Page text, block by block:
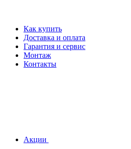
Как купить
Доставка и оплата
Гарантия и сервис
Монтаж
Контакты
Акции